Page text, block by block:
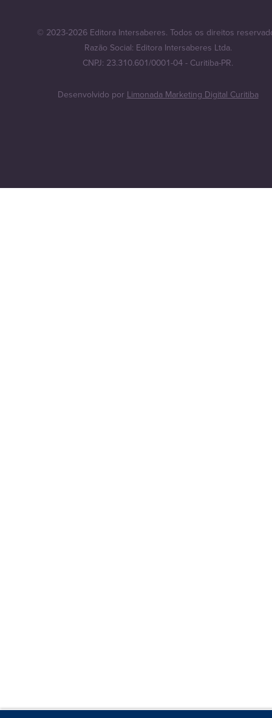
© 2023-2026 Editora Intersaberes. Todos os direitos
Razão Social: Editora Intersaberes Ltda.
CNPJ: 23.310.601/0001-04 - Curitiba-PR.
Desenvolvido por Limonada Marketing Digital Curitiba